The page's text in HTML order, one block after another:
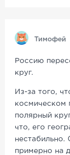
Тимофей
Россию
круг.
Из-за того,
космическом
полярный
что, его
нестабильно.
примерно на